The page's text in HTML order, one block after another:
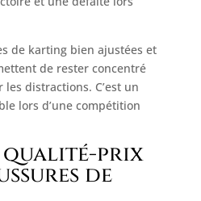
de karting bien ajustées et
de rester concentré
les distractions. C’est un
lors d’une compétition
qualité-prix
de